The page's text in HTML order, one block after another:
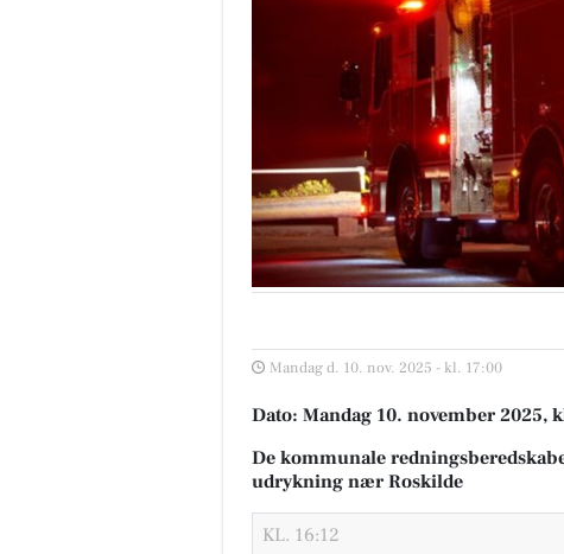
Mandag d. 10. nov. 2025 - kl. 17:00
Dato: Mandag 10. november 2025,
De kommunale
udrykning nær Roskilde
KL. 16:12